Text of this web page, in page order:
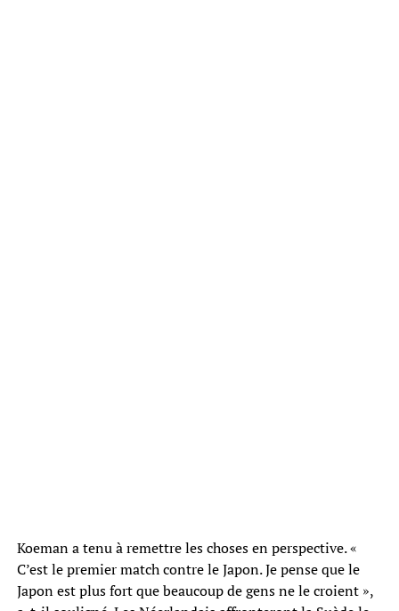
Koeman a tenu à remettre les choses en perspective. «
C’est le premier match contre le Japon. Je pense que le
Japon est plus fort que beaucoup de gens ne le croient »,